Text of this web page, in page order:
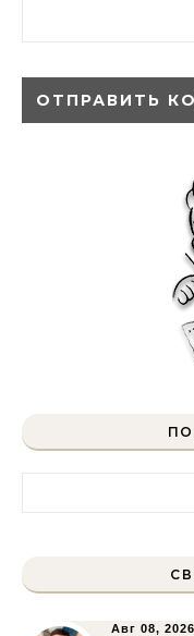
Авг 08, 2026